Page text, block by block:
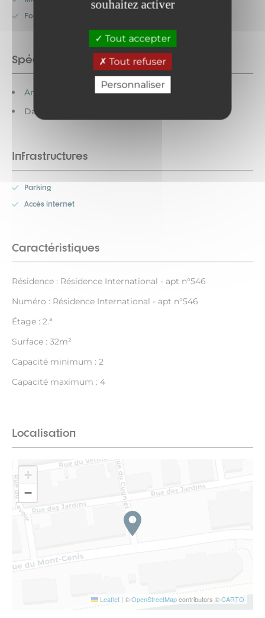
souhaitez activer
Tout accepter
Tout refuser
Personnaliser
Four
Spécificités
Animaux acceptés
Dans le village
Infrastructures
Parking
Accès internet
Caractéristiques
Résidence : Résidence International - apt n°546
Numéro : Résidence International - apt n°546
Étage : 2.ª
Surface : 32m²
Capacité minimum : 2
Capacité maximum : 4
Localisation
+
−
Leaflet | ©OpenStreetMapcontributors ©CARTO